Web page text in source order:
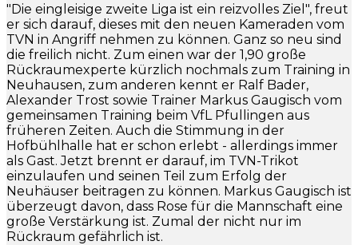
"Die eingleisige zweite Liga ist ein reizvolles Ziel", freut
er sich darauf, dieses mit den neuen Kameraden vom
TVN in Angriff nehmen zu können. Ganz so neu sind
die freilich nicht. Zum einen war der 1,90 große
Rückraumexperte kürzlich nochmals zum Training in
Neuhausen, zum anderen kennt er Ralf Bader,
Alexander Trost sowie Trainer Markus Gaugisch vom
gemeinsamen Training beim VfL Pfullingen aus
früheren Zeiten. Auch die Stimmung in der
Hofbühlhalle hat er schon erlebt - allerdings immer
als Gast. Jetzt brennt er darauf, im TVN-Trikot
einzulaufen und seinen Teil zum Erfolg der
Neuhäuser beitragen zu können. Markus Gaugisch ist
überzeugt davon, dass Rose für die Mannschaft eine
große Verstärkung ist. Zumal der nicht nur im
Rückraum gefährlich ist.